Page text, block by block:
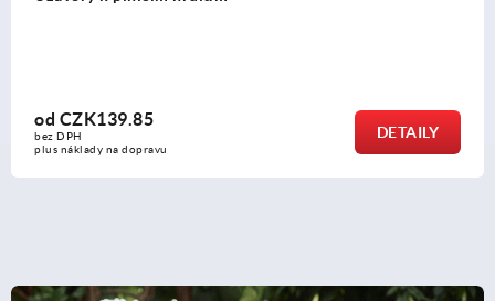
odCZK316.32
plus náklady na dopravu